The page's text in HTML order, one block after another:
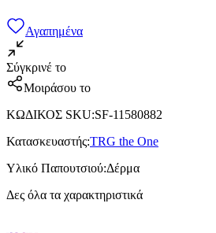
Αγαπημένα
Σύγκρινέ το
Μοιράσου το
ΚΩΔΙΚΟΣ SKU:SF-11580882
Κατασκευαστής:TRG the One
Υλικό Παπουτσιού:Δέρμα
Δες όλα τα χαρακτηριστικά